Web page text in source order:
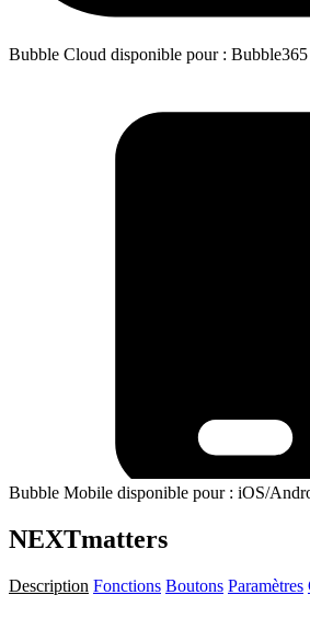
Bubble Cloud disponible pour :
Bubble Mobile disponible pour : iOS/
NEXTmatters
Description Fonctions Boutons Paramètres